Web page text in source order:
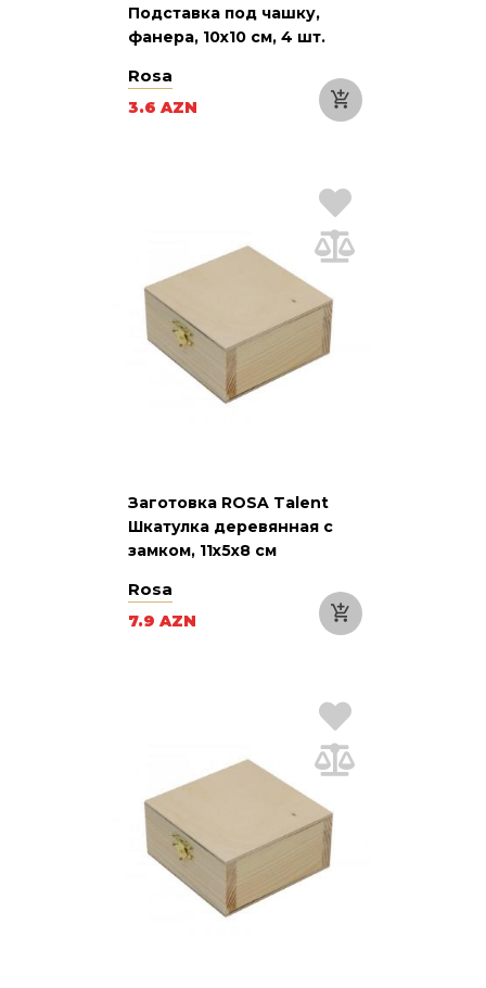
Подставка под чашку,
фанера, 10х10 см, 4 шт.
Rosa
3.6 AZN
Заготовка ROSA Talent
Шкатулка деревянная с
замком, 11х5х8 см
Rosa
7.9 AZN